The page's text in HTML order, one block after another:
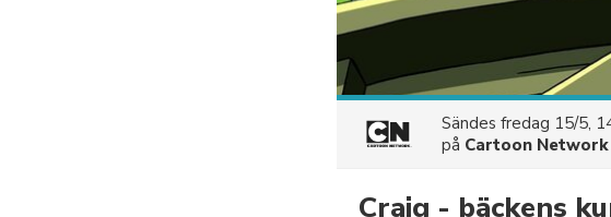
Sändes fredag 15/5,
på Cartoon Network
Craig - bäckens